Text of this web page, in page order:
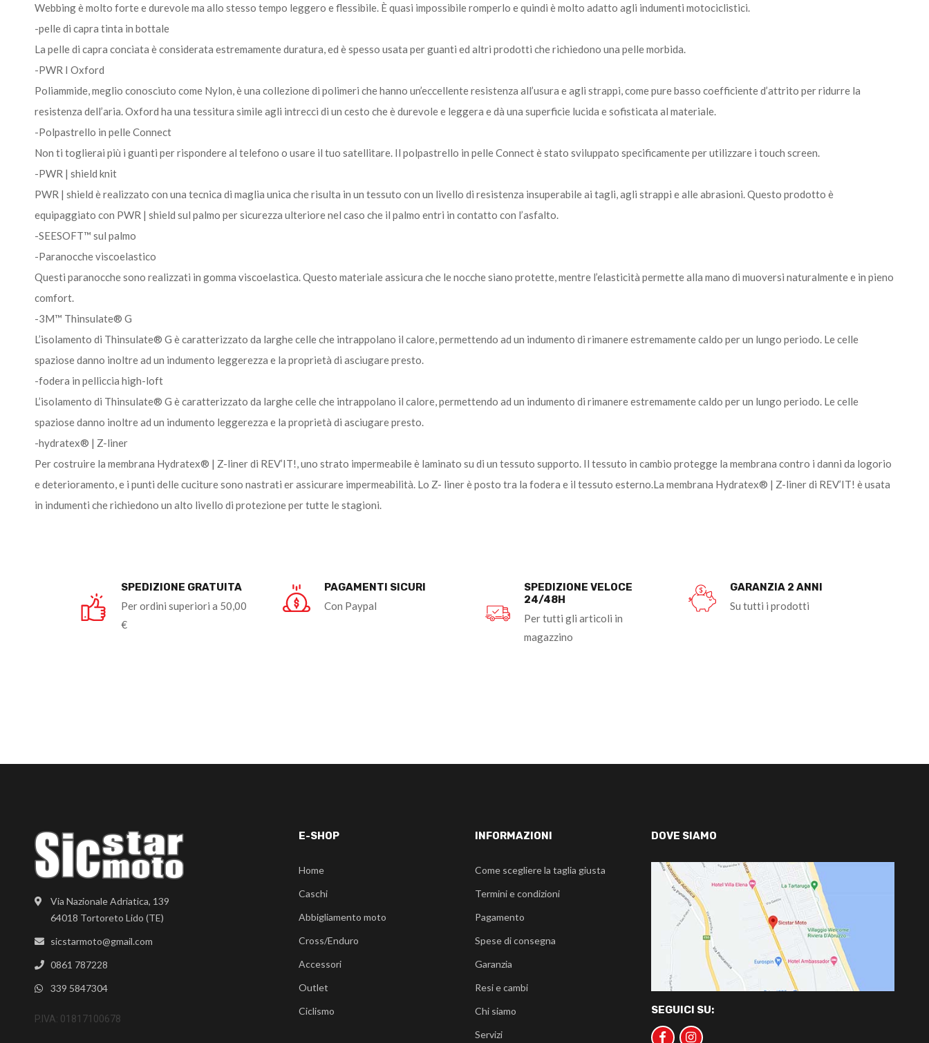
Webbing è molto forte e durevole ma allo stesso tempo leggero e flessibile. È quasi impossibile romperlo e quindi è molto adatto agli indumenti motociclistici.
-pelle di capra tinta in bottale
La pelle di capra conciata è considerata estremamente duratura, ed è spesso usata per guanti ed altri prodotti che richiedono una pelle morbida.
-PWR I Oxford
Poliammide, meglio conosciuto come Nylon, è una collezione di polimeri che hanno un’eccellente resistenza all’usura e agli strappi, come pure basso coefficiente d’attrito per ridurre la
resistenza dell’aria. Oxford ha una tessitura simile agli intrecci di un cesto che è durevole e leggera e dà una superficie lucida e sofisticata al materiale.
-Polpastrello in pelle Connect
Non ti toglierai più i guanti per rispondere al telefono o usare il tuo satellitare. Il polpastrello in pelle Connect è stato sviluppato specificamente per utilizzare i touch screen.
-PWR | shield knit
PWR | shield è realizzato con una tecnica di maglia unica che risulta in un tessuto con un livello di resistenza insuperabile ai tagli, agli strappi e alle abrasioni. Questo prodotto è
equipaggiato con PWR | shield sul palmo per sicurezza ulteriore nel caso che il palmo entri in contatto con l’asfalto.
-SEESOFT™ sul palmo
-Paranocche viscoelastico
Questi paranocche sono realizzati in gomma viscoelastica. Questo materiale assicura che le nocche siano protette, mentre l’elasticità permette alla mano di muoversi naturalmente e in pieno
comfort.
-3M™ Thinsulate® G
L’isolamento di Thinsulate® G è caratterizzato da larghe celle che intrappolano il calore, permettendo ad un indumento di rimanere estremamente caldo per un lungo periodo. Le celle
spaziose danno inoltre ad un indumento leggerezza e la proprietà di asciugare presto.
-fodera in pelliccia high-loft
L’isolamento di Thinsulate® G è caratterizzato da larghe celle che intrappolano il calore, permettendo ad un indumento di rimanere estremamente caldo per un lungo periodo. Le celle
spaziose danno inoltre ad un indumento leggerezza e la proprietà di asciugare presto.
-hydratex® | Z-liner
Per costruire la membrana Hydratex® | Z-liner di REV’IT!, uno strato impermeabile è laminato su di un tessuto supporto. Il tessuto in cambio protegge la membrana contro i danni da logorio
e deterioramento, e i punti delle cuciture sono nastrati er assicurare impermeabilità. Lo Z- liner è posto tra la fodera e il tessuto esterno.La membrana Hydratex® | Z-liner di REV’IT! è usata
in indumenti che richiedono un alto livello di protezione per tutte le stagioni.
SPEDIZIONE GRATUITA
Per ordini superiori a 50,00
€
PAGAMENTI SICURI
Con Paypal
SPEDIZIONE VELOCE
24/48H
Per tutti gli articoli in
magazzino
GARANZIA 2 ANNI
Su tutti i prodotti
Via Nazionale Adriatica, 139
64018 Tortoreto Lido (TE)
sicstarmoto@gmail.com
0861 787228
339 5847304
P.IVA: 01817100678
E-SHOP
Home
Caschi
Abbigliamento moto
Cross/Enduro
Accessori
Outlet
Ciclismo
INFORMAZIONI
Come scegliere la taglia giusta
Termini e condizioni
Pagamento
Spese di consegna
Garanzia
Resi e cambi
Chi siamo
Servizi
DOVE SIAMO
SEGUICI SU: